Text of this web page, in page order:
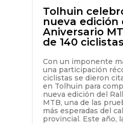
Tolhuin
nueva edición
Aniversario
de 140 ciclistas
Con un imponente
una participación
ciclistas se dieron
en Tolhuin para
nueva edición del
MTB, una de las
más esperadas del
provincial. Este año,